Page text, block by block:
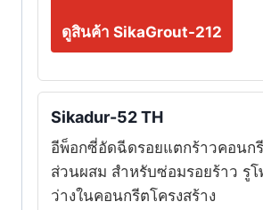
ดูสินค้า SikaGrout-212
Sikadur-52 TH
อีพ็อกซี่อัดฉีดรอยแตกร้าวคอนก
ส่วนผสม สำหรับซ่อมรอยร้าว รูโ
ว่างในคอนกรีตโครงสร้าง